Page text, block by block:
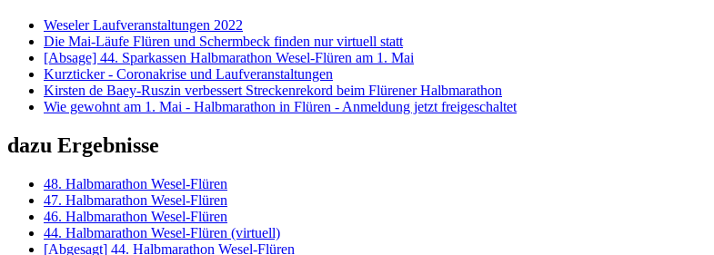
Weseler Laufveranstaltungen 2022
Die Mai-Läufe Flüren und Schermbeck finden nur virtuell statt
[Absage] 44. Sparkassen Halbmarathon Wesel-Flüren am 1. Mai
Kurzticker - Coronakrise und Laufveranstaltungen
Kirsten de Baey-Ruszin verbessert Streckenrekord beim Flürener Halbmarathon
Wie gewohnt am 1. Mai - Halbmarathon in Flüren - Anmeldung jetzt freigeschaltet
dazu Ergebnisse
48. Halbmarathon Wesel-Flüren
47. Halbmarathon Wesel-Flüren
46. Halbmarathon Wesel-Flüren
44. Halbmarathon Wesel-Flüren (virtuell)
[Abgesagt] 44. Halbmarathon Wesel-Flüren